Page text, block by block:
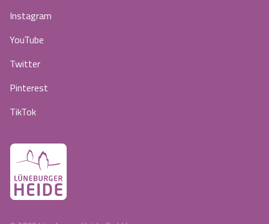
Instagram
YouTube
Twitter
Pinterest
TikTok